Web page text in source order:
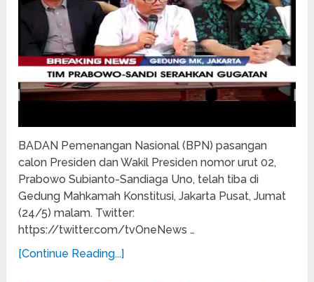
BADAN Pemenangan Nasional (BPN) pasangan
calon Presiden dan Wakil Presiden nomor urut 02,
Prabowo Subianto-Sandiaga Uno, telah tiba di
Gedung Mahkamah Konstitusi, Jakarta Pusat, Jumat
(24/5) malam. Twitter:
https://twitter.com/tvOneNews …
[Continue Reading...]